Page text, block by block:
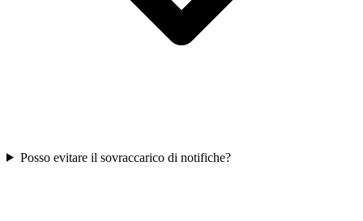
Posso evitare il sovraccarico di notifiche?